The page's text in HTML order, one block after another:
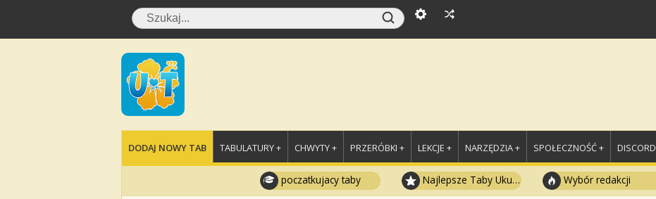
DODAJ NOWY TAB TABULATURY + CHWYTY + PRZERÓBKI + LEKCJE + NARZĘDZIA + SPOŁECZNOŚĆ + DISCORD
poczatkujacy taby Najlepsze Taby Ukulele Wybór redakcji